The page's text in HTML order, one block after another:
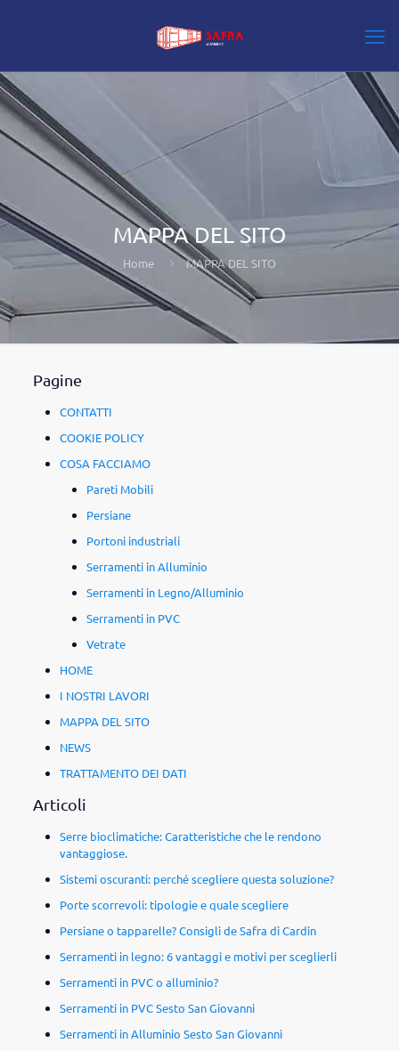
MAPPA DEL SITO
Home MAPPA DEL SITO
Pagine
CONTATTI
COOKIE POLICY
COSA FACCIAMO
Pareti Mobili
Persiane
Portoni industriali
Serramenti in Alluminio
Serramenti in Legno/Alluminio
Serramenti in PVC
Vetrate
HOME
I NOSTRI LAVORI
MAPPA DEL SITO
NEWS
TRATTAMENTO DEI DATI
Articoli
Serre bioclimatiche: Caratteristiche che le rendono
vantaggiose.
Sistemi oscuranti: perché scegliere questa soluzione?
Porte scorrevoli: tipologie e quale scegliere
Persiane o tapparelle? Consigli de Safra di Cardin
Serramenti in legno: 6 vantaggi e motivi per sceglierli
Serramenti in PVC o alluminio?
Serramenti in PVC Sesto San Giovanni
Serramenti in Alluminio Sesto San Giovanni